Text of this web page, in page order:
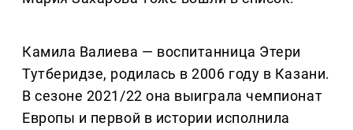
Камила Валиева — воспитанница Этери
Тутберидзе, родилась в 2006 году в Казани.
В сезоне 2021/22 она выиграла чемпионат
Европы и первой в истории исполнила